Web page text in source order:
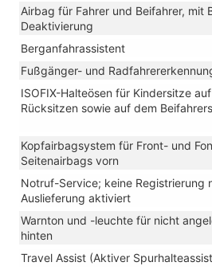
Airbag für Fahrer und Beifahrer, mit
Deaktivierung
Berganfahrassistent
Fußgänger- und
ISOFIX-Halteösen für Kindersitze
Rücksitzen sowie auf dem
Kopfairbagsystem für Front- und
Seitenairbags vorn
Notruf-Service; keine Registrierung
Auslieferung aktiviert
Warnton und -leuchte für nicht
hinten
Travel Assist (Aktiver